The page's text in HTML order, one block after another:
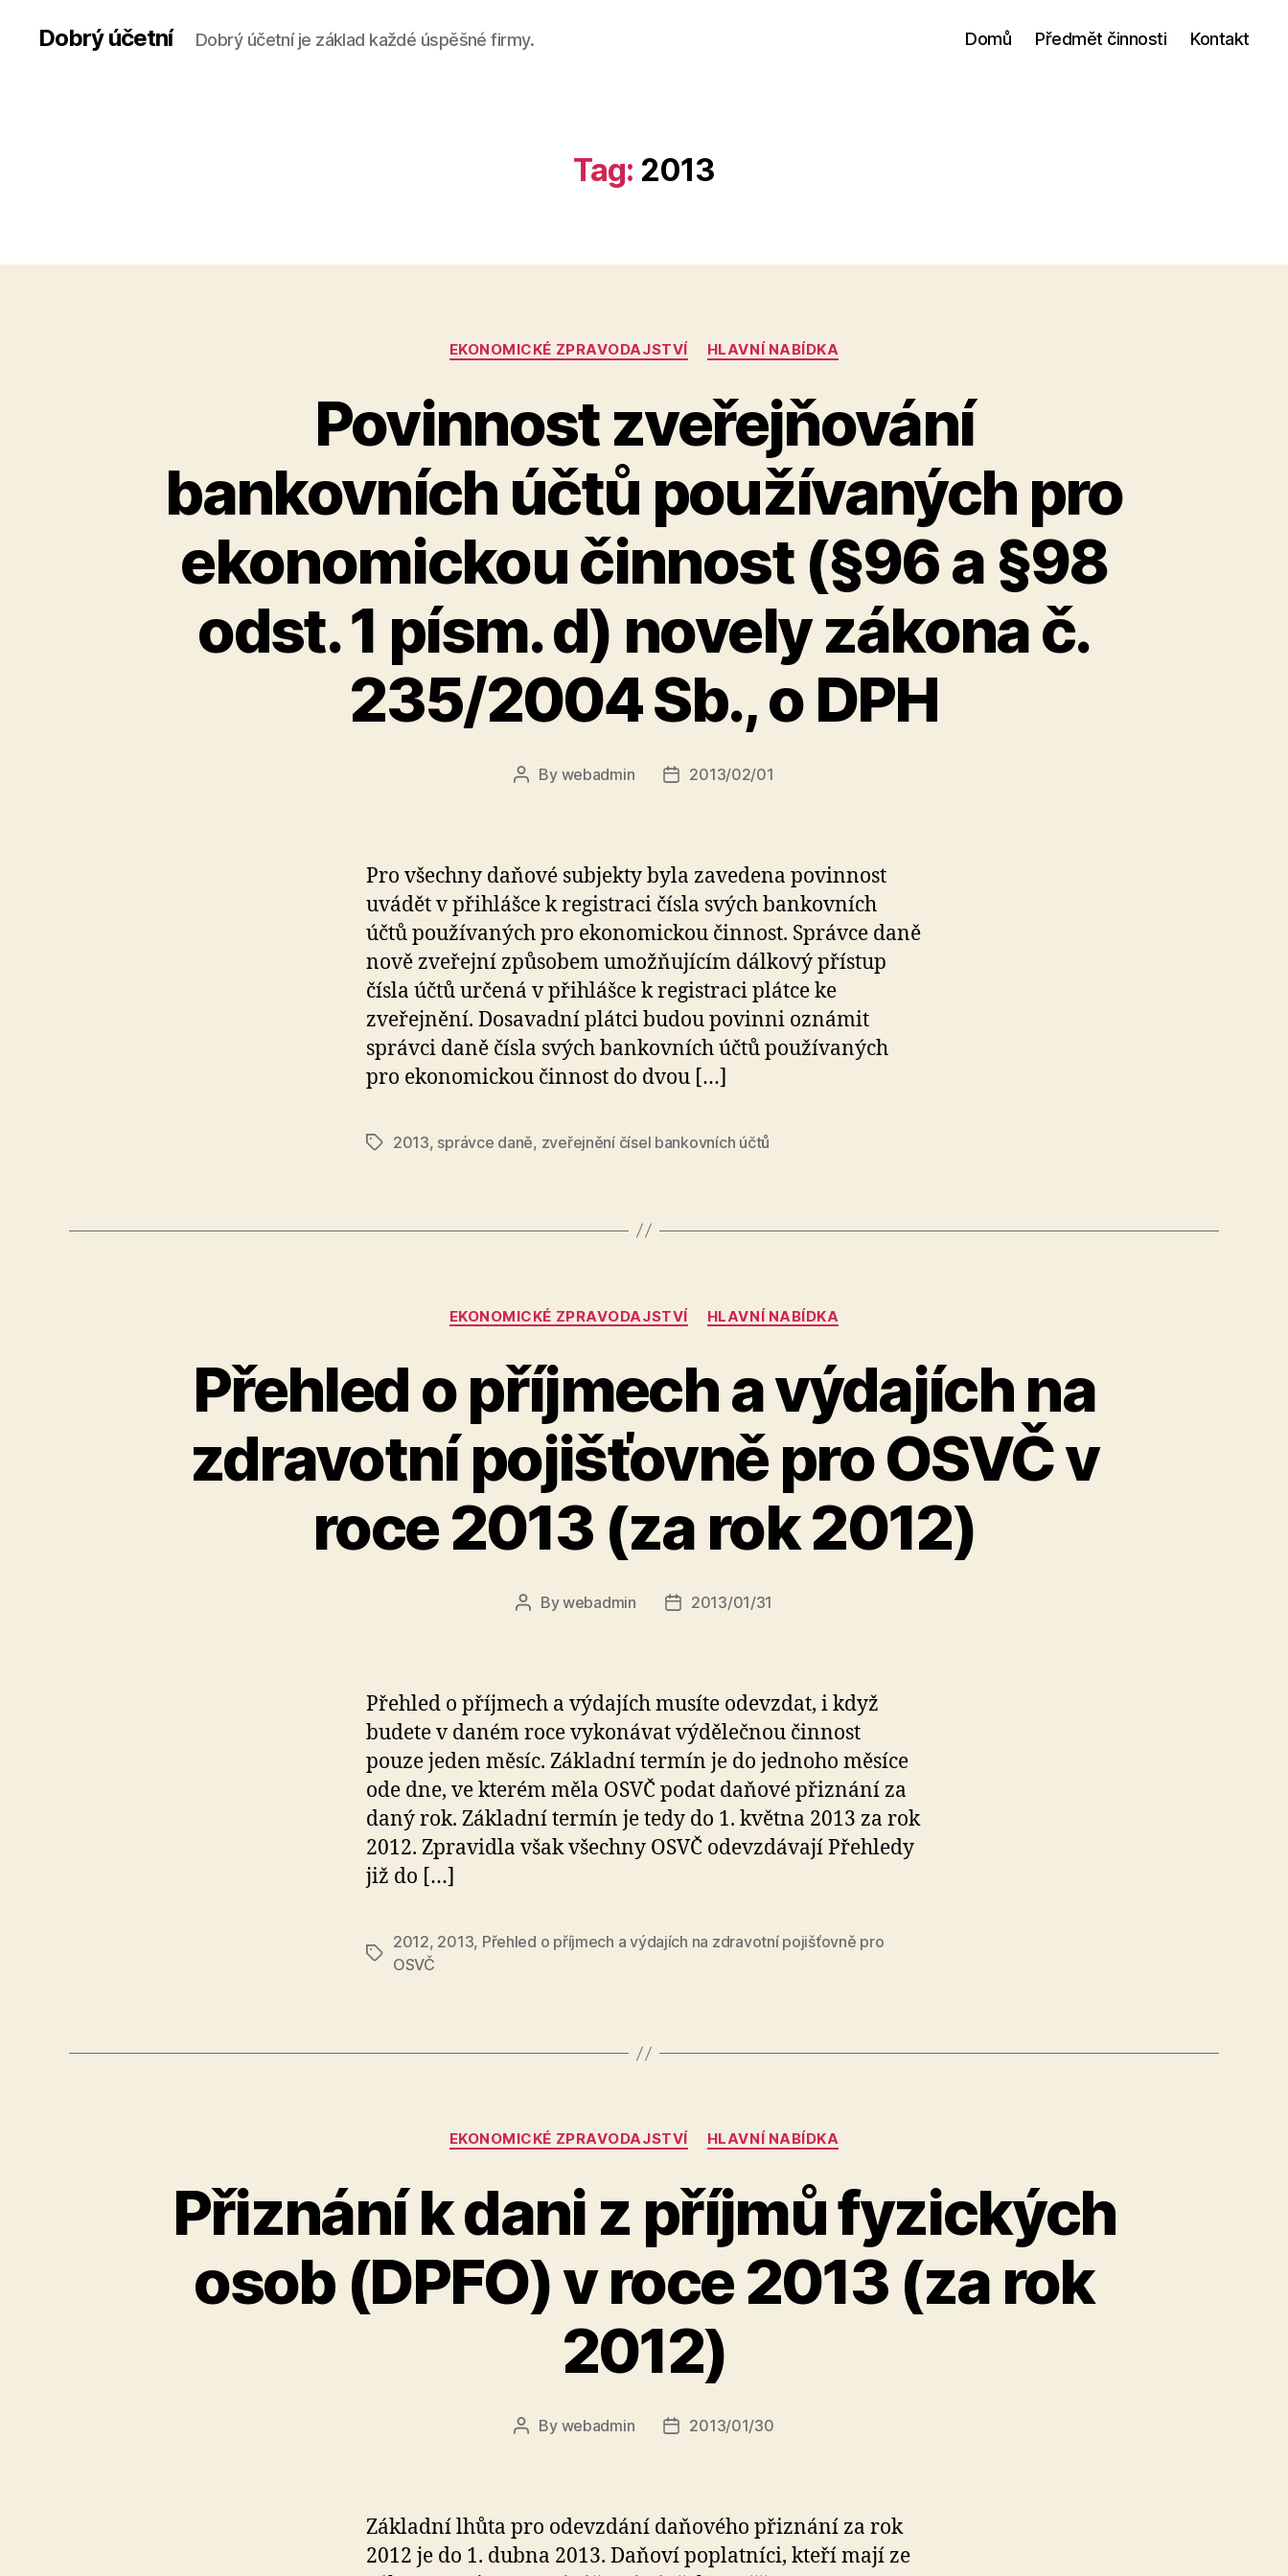
Dobrý účetní Dobrý účetní je základ každé úspěšné firmy. Domů Předmět činnosti Kontakt
Tag: 2013
Categories
EKONOMICKÉ ZPRAVODAJSTVÍ HLAVNÍ NABÍDKA
Povinnost zveřejňování
bankovních účtů používaných pro
ekonomickou činnost (§96 a §98
odst. 1 písm. d) novely zákona č.
235/2004 Sb., o DPH
Post
By webadmin
Post2013/02/01
Pro všechny daňové subjekty byla zavedena povinnost
uvádět v přihlášce k registraci čísla svých bankovních
účtů používaných pro ekonomickou činnost. Správce daně
nově zveřejní způsobem umožňujícím dálkový přístup
čísla účtů určená v přihlášce k registraci plátce ke
zveřejnění. Dosavadní plátci budou povinni oznámit
správci daně čísla svých bankovních účtů používaných
pro ekonomickou činnost do dvou […]
Tags2013, správce daně, zveřejnění čísel bankovních účtů
Categories
EKONOMICKÉ ZPRAVODAJSTVÍ HLAVNÍ NABÍDKA
Přehled o příjmech a výdajích na
zdravotní pojišťovně pro OSVČ v
roce 2013 (za rok 2012)
PostBywebadmin
Post2013/01/31
Přehled o příjmech a výdajích musíte odevzdat, i když
budete v daném roce vykonávat výdělečnou činnost
pouze jeden měsíc. Základní termín je do jednoho měsíce
ode dne, ve kterém měla OSVČ podat daňové přiznání za
daný rok. Základní termín je tedy do 1. května 2013 za rok
2012. Zpravidla však všechny OSVČ odevzdávají Přehledy
již do […]
Tags
2012, 2013, Přehled o příjmech a výdajích na zdravotní pojišťovně pro
OSVČ
Categories
EKONOMICKÉ ZPRAVODAJSTVÍ HLAVNÍ NABÍDKA
Přiznání k dani z příjmů fyzických
osob (DPFO) v roce 2013 (za rok
2012)
Post
By webadmin
Post2013/01/30
Základní lhůta pro odevzdání daňového přiznání za rok
2012 je do 1. dubna 2013. Daňoví poplatníci, kteří mají ze